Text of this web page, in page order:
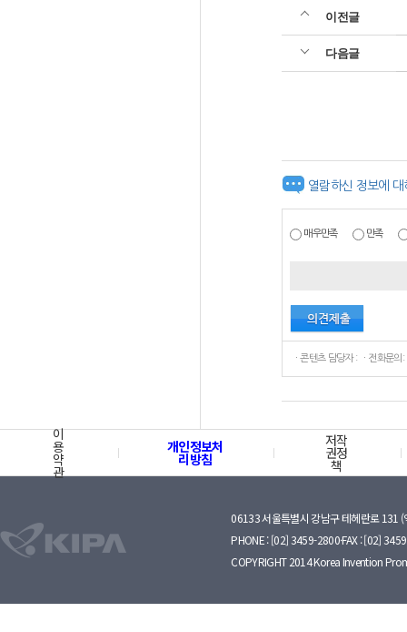
이전글
다음글
열람하신 정보에
매우만족 만족
ㆍ콘텐츠 담당자 : ㆍ전화문의:
이
용
약
관
개인정보처
리방침
저작
권정
책
06133 서울특별시 강남구 테헤란로 131 (
PHONE : [02] 3459-2800·FAX : [02]
COPYRIGHT 2014 Korea Invention